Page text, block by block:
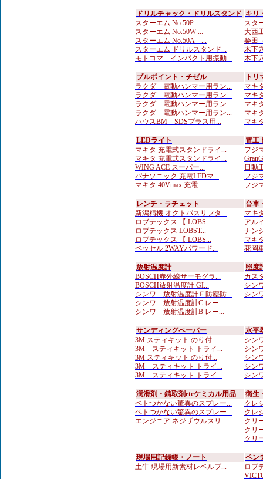
ドリルチャック・ドリルスタンド
スターエム No.50P ...
スターエム No.50W ...
スターエム No.50A ...
スターエム ドリルスタンド...
モトコマ インパクト用振動...
キリ
スタ
大西
粂田
木下
木下
ブルポイント・チゼル
ラクダ 電動ハンマー用ラン...
ラクダ 電動ハンマー用ラン...
ラクダ 電動ハンマー用ラン...
ラクダ 電動ハンマー用ラン...
ハウスBM SDSプラス用...
ト
マキ
マキ
マキ
マキ
マキ
LEDライト
マキタ 充電式スタンドライ...
マキタ 充電式スタンドライ...
WING ACE スーパー...
パナソニック 充電LEDマ...
マキタ 40Vmax 充電...
電工
フジ
日動
フジ
フジ
レンチ・ラチェット
新潟精機 オクトパスリフタ...
ロブテックス 【 LOBS...
ロブテックス LOBST...
ロブテックス 【 LOBS...
ベッセル 2WAYパワード...
台車
マキ
アル
ナン
マキ
花岡
放射温度計
BOSCH赤外線サーモグラ...
BOSCH放射温度計 GI...
シンワ 放射温度計Ｅ防塵防...
シンワ 放射温度計C レー...
シンワ 放射温度計B レー...
照度
カス
シン
シン
サンディングペーパー
3M スティキット のり付...
3M スティキット トライ...
3M スティキット のり付...
3M スティキット トライ...
3M スティキット トライ...
水平
シン
シン
シン
シン
シン
潤滑剤・錆取剤etcケミカル用品
ベトつかない驚異のスプレー...
ベトつかない驚異のスプレー...
エンジニア ネジザウルスリ...
衛生
クレ
クレ
クリ
クリ
クリ
現場用記録帳・ノート
土牛 現場用新素材レベルブ...
ペン
ロブ